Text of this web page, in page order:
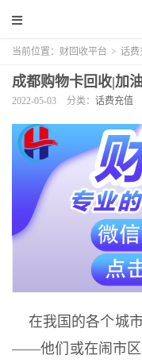
当前位置： 财回收平台 > 话费
成都购物卡回收|加
2022-05-03 分类： 话费充值
在我国的各个城市
——他们或在闹市区